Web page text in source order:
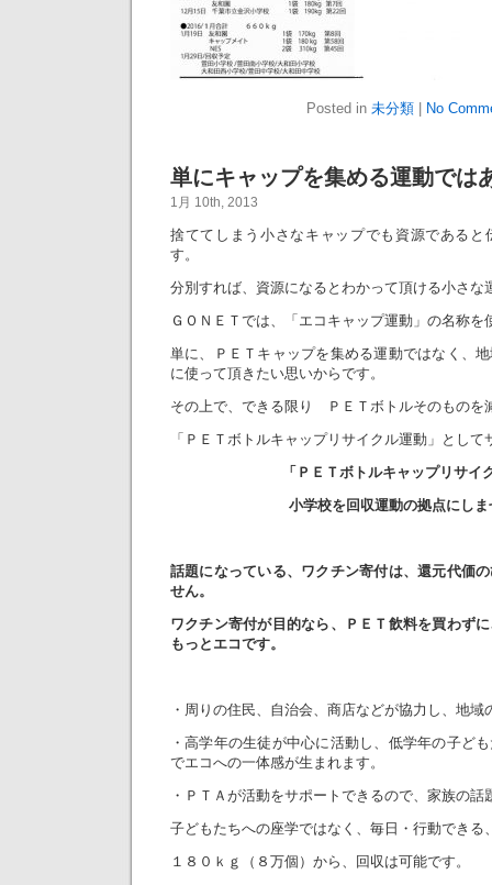
Posted in 未分類| No
単にキャップを集める運動では
1月 10th, 2013
捨ててしまう小さなキャップでも資源であると
す。
分別すれば、資源になるとわかって頂ける小さな
ＧＯＮＥＴでは、「エコキャップ運動」の名称を
単に、ＰＥＴキャップを集める運動ではなく、
に使って頂きたい思いからです。
その上で、できる限り ＰＥＴボトルそのものを
「ＰＥＴボトルキャップリサイクル運動」とし
「ＰＥＴボトルキャップリサイ
小学校を回収運動の拠点にし
話題になっている、ワクチン寄付は、還元代価
せん。
ワクチン寄付が目的なら、ＰＥＴ飲料を買わず
もっとエコです。
・周りの住民、自治会、商店などが協力し、地
・高学年の生徒が中心に活動し、低学年の子ど
でエコへの一体感が生まれます。
・ＰＴＡが活動をサポートできるので、家族の話
子どもたちへの座学ではなく、毎日・行動できる
１８０ｋｇ（８万個）から、回収は可能です。